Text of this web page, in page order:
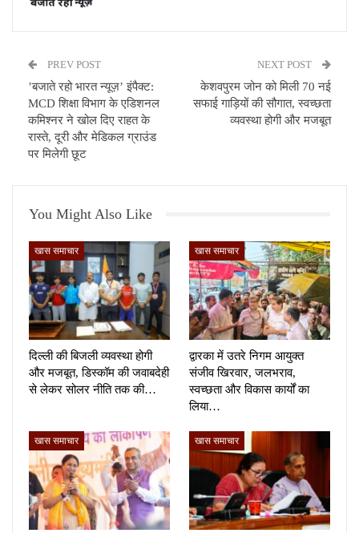
PREV POST
​’बजाते रहो भारत न्यूज़’ इंपैक्ट:
MCD शिक्षा विभाग के एडिशनल
कमिश्नर ने खोल दिए राहत के
रास्ते, दूरी और मेडिकल ग्राउंड
पर मिलेगी छूट
NEXT POST
केशवपुरम जोन को मिली 70 नई
सफाई गाड़ियों की सौगात, स्वच्छता
व्यवस्था होगी और मजबूत
You Might Also Like
खास समाचार
दिल्ली की बिजली व्यवस्था होगी
और मजबूत, डिस्कॉम की जवाबदेही
से लेकर सोलर नीति तक की…
खास समाचार
द्वारका में उतरे निगम आयुक्त
संजीव खिरवार, जलभराव,
स्वच्छता और विकास कार्यों का
लिया…
खास समाचार खास समाचार